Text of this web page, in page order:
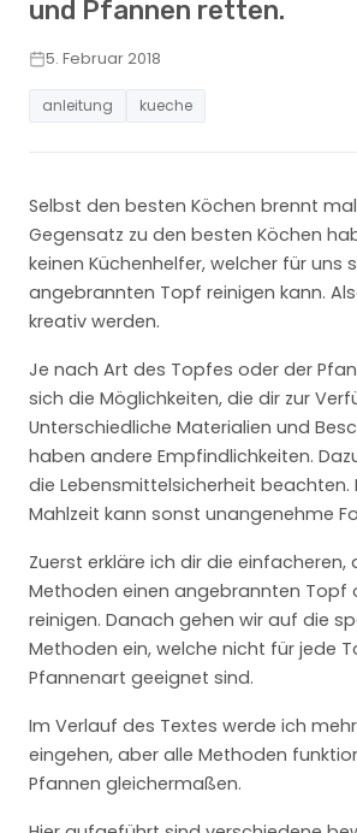
und Pfannen retten.
5. Februar 2018
anleitung kueche
Selbst den besten Köchen brennt
Gegensatz zu den besten Köchen
keinen Küchenhelfer, welcher für uns
angebrannten Topf reinigen kann.
kreativ werden.
Je nach Art des Topfes oder der
sich die Möglichkeiten, die dir zur
Unterschiedliche Materialien und
haben andere Empfindlichkeiten.
die Lebensmittelsicherheit beachten.
Mahlzeit kann sonst unangenehme
Zuerst erkläre ich dir die einfacheren,
Methoden einen angebrannten Topf
reinigen. Danach gehen wir auf die
Methoden ein, welche nicht für jede
Pfannenart geeignet sind.
Im Verlauf des Textes werde ich
eingehen, aber alle Methoden
Pfannen gleichermaßen.